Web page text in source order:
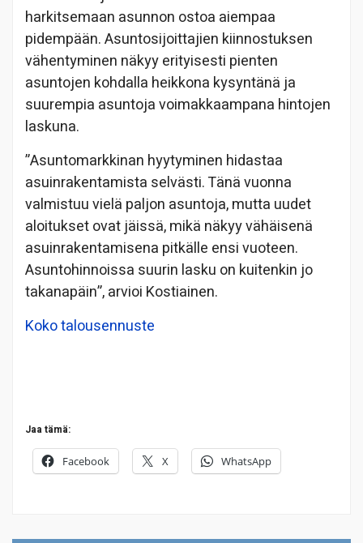
harkitsemaan asunnon ostoa aiempaa
pidempään. Asuntosijoittajien kiinnostuksen
vähentyminen näkyy erityisesti pienten
asuntojen kohdalla heikkona kysyntänä ja
suurempia asuntoja voimakkaampana hintojen
laskuna.
”Asuntomarkkinan hyytyminen hidastaa
asuinrakentamista selvästi. Tänä vuonna
valmistuu vielä paljon asuntoja, mutta uudet
aloitukset ovat jäissä, mikä näkyy vähäisenä
asuinrakentamisena pitkälle ensi vuoteen.
Asuntohinnoissa suurin lasku on kuitenkin jo
takanapäin”, arvioi Kostiainen.
Koko talousennuste
Jaa tämä:
Facebook X WhatsApp